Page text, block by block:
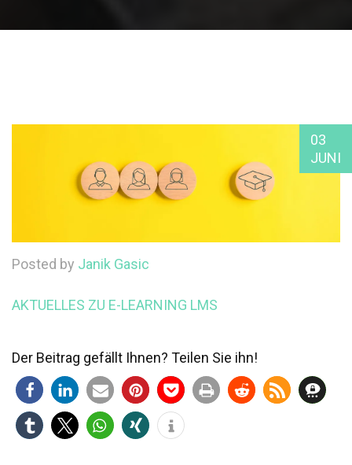
03
JUNI
Posted by Janik Gasic
AKTUELLES ZU E-LEARNING LMS
Der Beitrag gefällt Ihnen? Teilen Sie ihn!